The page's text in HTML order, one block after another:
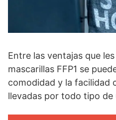
Entre las ventajas que
mascarillas FFP1 se
comodidad y la facilidad
llevadas por todo tipo de